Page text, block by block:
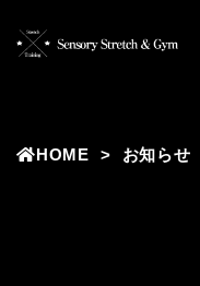
HOME お知らせ